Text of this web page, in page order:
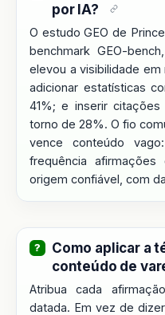
por IA?
O estudo GEO de
benchmark GEO-
elevou a visibilidade em
adicionar estatísticas
41%; e inserir
torno de 28%. O fio
vence conteúdo
frequência
origem confiável, com
Como aplicar a
conteúdo de
Atribua cada
datada. Em vez de